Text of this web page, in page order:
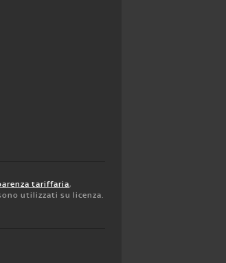
tariffaria,
utilizzati su licenza.